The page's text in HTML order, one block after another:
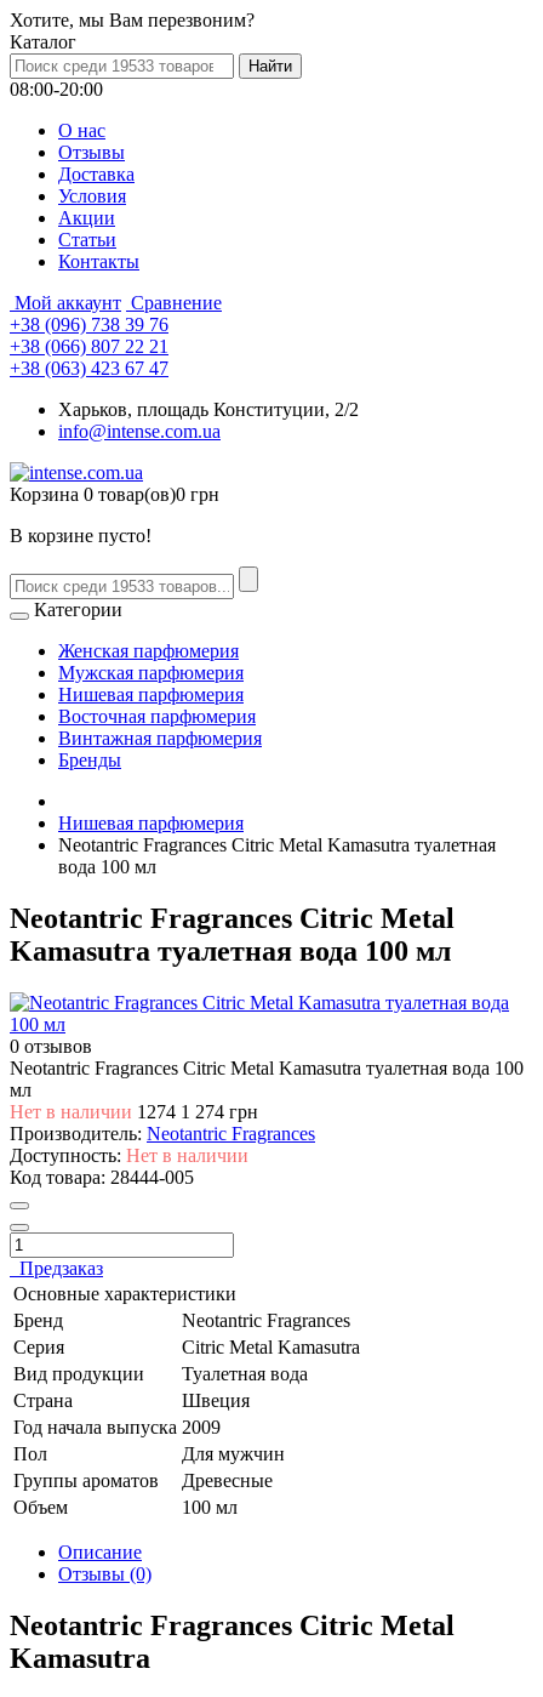
Хотите, мы Вам перезвоним?
Каталог
08:00-20:00
О нас
Отзывы
Доставка
Условия
Aкции
Статьи
Контакты
Мой аккаунт Сравнение
+38 (096) 738 39 76
+38 (066) 807 22 21
+38 (063) 423 67 47
Харьков, площадь Конституции, 2/2
info@intense.com.ua
Корзина 0 товар(ов)0 грн
В корзине пусто!
Категории
Женская парфюмерия
Мужская парфюмерия
Нишевая парфюмерия
Восточная парфюмерия
Винтажная парфюмерия
Бренды
Нишевая парфюмерия
Neotantric Fragrances Citric Metal Kamasutra туалетная
вода 100 мл
Neotantric Fragrances Citric Metal
Kamasutra туалетная вода 100 мл
0 отзывов
Neotantric Fragrances Citric Metal Kamasutra туалетная вода 100
мл
Нет в наличии 1274 1 274 грн
Производитель: Neotantric Fragrances
Доступность: Нет в наличии
Код товара: 28444-005
Предзаказ
Основные характеристики
Бренд
Neotantric Fragrances
Серия
Citric Metal Kamasutra
Вид продукции
Туалетная вода
Страна
Швеция
Год начала выпуска 2009
Пол
Для мужчин
Группы ароматов
Древесные
Объем
100 мл
Описание
Отзывы (0)
Neotantric Fragrances Citric Metal
Kamasutra